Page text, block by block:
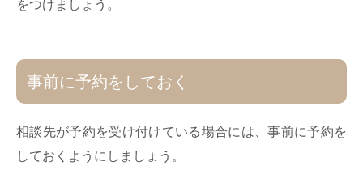
をつけましょう。
事前に予約をしておく
相談先が予約を受け付けている場合には、事前に予約を
しておくようにしましょう。